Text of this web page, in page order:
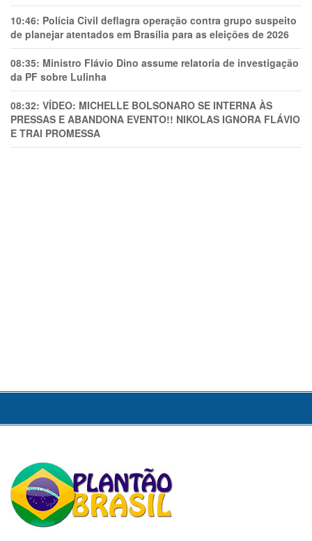
10:46: Polícia Civil deflagra operação contra grupo suspeito
de planejar atentados em Brasília para as eleições de 2026
08:35: Ministro Flávio Dino assume relatoria de investigação
da PF sobre Lulinha
08:32: VÍDEO: MICHELLE BOLSONARO SE INTERNA ÀS
PRESSAS E ABANDONA EVENTO!! NIKOLAS IGNORA FLÁVIO
E TRAl PROMESSA